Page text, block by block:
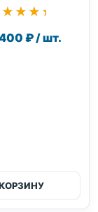
₽ / шт.